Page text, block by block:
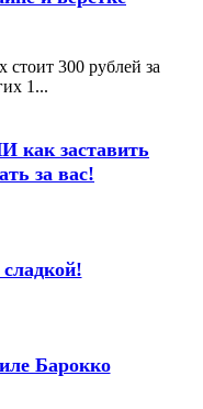
стоит 300 рублей за
1...
как заставить
за вас!
Барокко